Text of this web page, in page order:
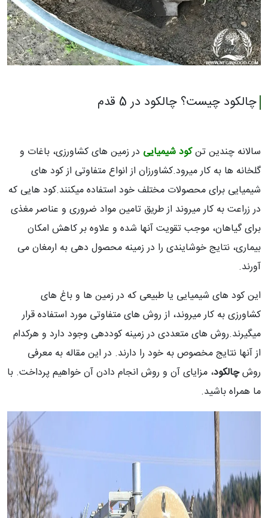
چالکود چیست؟ چالکود در 5 قدم
سالانه چندین تنکود شیمیایی در زمین های کشاورزی، باغات و
گلخانه ها به کار میرود.کشاورزان از انواع متفاوتی از کود های
شیمیایی برای محصولات مختلف خود استفاده میکنند.کود هایی که
در زراعت به کار میروند از طریق تامین مواد ضروری و عناصر مغذی
برای گیاهان، موجب تقویت آنها شده و علاوه بر کاهش امکان
بیماری، نتایج خوشایندی را در زمینه محصول دهی به ارمغان می
آورند.
این کود های شیمیایی یا طبیعی که در زمین ها و باغ های
کشاورزی به کار میروند، از روش های متفاوتی مورد استفاده قرار
میگیرند.روش های متعددی در زمینه کوددهی وجود دارد و هرکدام
از آنها نتایج مخصوص به خود را دارند. در این مقاله به معرفی
روشچالکود، مزایای آن و روش انجام دادن آن خواهیم پرداخت. با
ما همراه باشید.